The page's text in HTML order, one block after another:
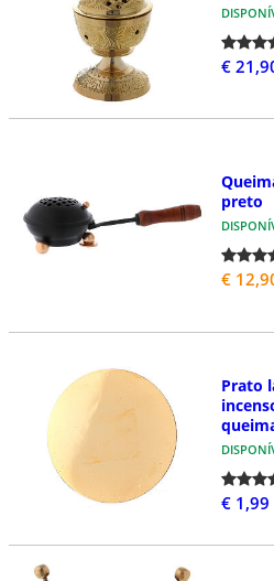
€
preto
€
Prato
€ 1,99